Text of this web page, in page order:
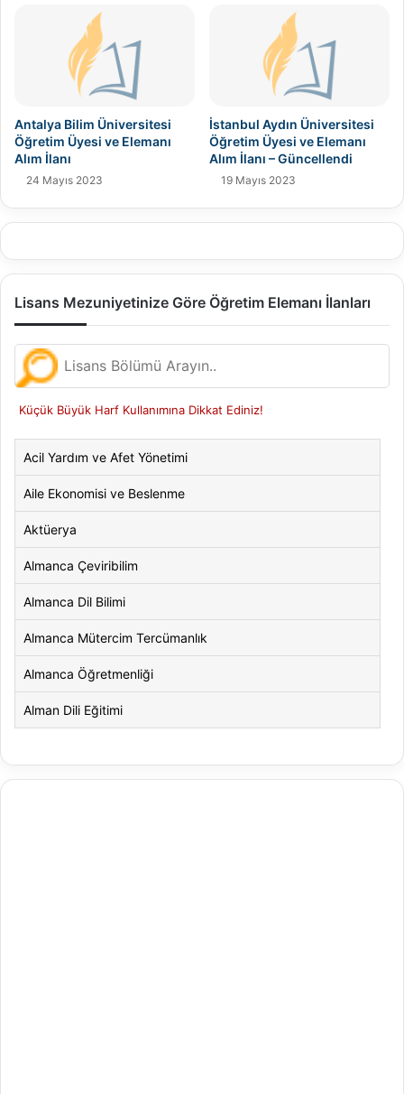
Antalya Bilim Üniversitesi
Öğretim Üyesi ve Elemanı
Alım İlanı
24 Mayıs 2023
İstanbul Aydın Üniversitesi
Öğretim Üyesi ve Elemanı
Alım İlanı – Güncellendi
19 Mayıs 2023
Lisans Mezuniyetinize Göre Öğretim Elemanı İlanları
Küçük Büyük Harf Kullanımına Dikkat Ediniz!
Acil Yardım ve Afet Yönetimi
Aile Ekonomisi ve Beslenme
Aktüerya
Almanca Çeviribilim
Almanca Dil Bilimi
Almanca Mütercim Tercümanlık
Almanca Öğretmenliği
Alman Dili Eğitimi
Alman Kültürü ve Edebiyatı